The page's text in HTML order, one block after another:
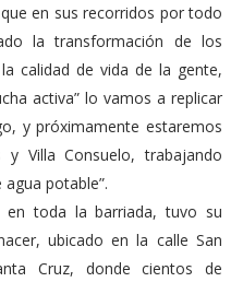
en sus recorridos por todo
la transformación de los
calidad de vida de la gente,
activa” lo vamos a replicar
y próximamente estaremos
y Villa Consuelo, trabajando
potable”.
en toda la barriada, tuvo su
ubicado en la calle San
Cruz, donde cientos de